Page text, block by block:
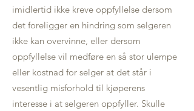
imidlertid ikke kreve oppfyllelse dersom
det foreligger en hindring som selgeren
ikke kan overvinne, eller dersom
oppfyllelse vil medføre en så stor ulempe
eller kostnad for selger at det står i
vesentlig misforhold til kjøperens
interesse i at selgeren oppfyller. Skulle